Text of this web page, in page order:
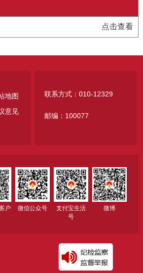
点击查看
地图
意见
联系方式：010-12329
邮编：100077
户
微信公众号
支付宝生活
号
微博